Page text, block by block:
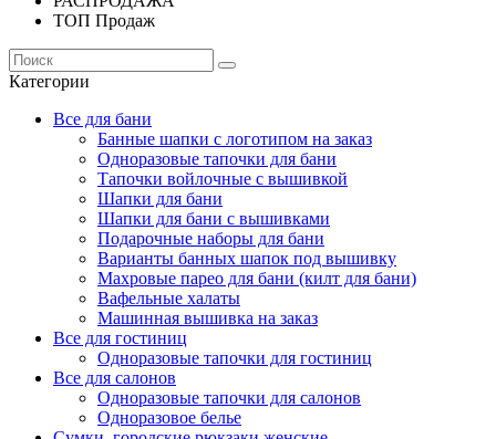
ТОП Продаж
Категории
Все для бани
Банные шапки с логотипом на заказ
Одноразовые тапочки для бани
Тапочки войлочные с вышивкой
Шапки для бани
Шапки для бани с вышивками
Подарочные наборы для бани
Варианты банных шапок под вышивку
Махровые парео для бани (килт для бани)
Вафельные халаты
Машинная вышивка на заказ
Все для гостиниц
Одноразовые тапочки для гостиниц
Все для салонов
Одноразовые тапочки для салонов
Одноразовое белье